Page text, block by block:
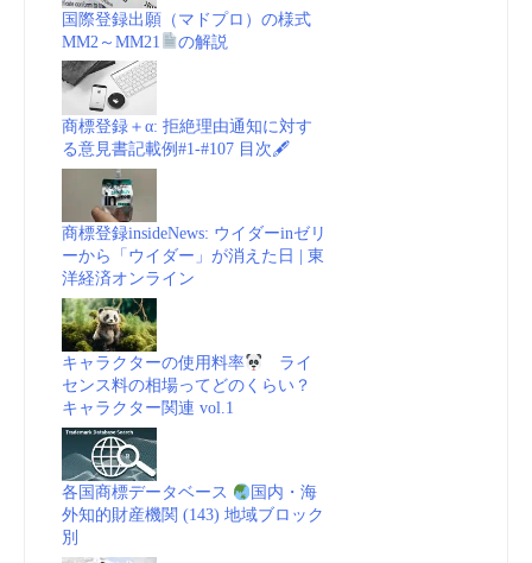
国際登録出願（マドプロ）の様式
MM2～MM21
の解説
商標登録＋α: 拒絶理由通知に対す
る意見書記載例#1-#107 目次🖋
商標登録insideNews: ウイダーinゼリ
ーから「ウイダー」が消えた日 | 東
洋経済オンライン
キャラクターの使用料率
ライ
センス料の相場ってどのくらい？
キャラクター関連 vol.1
各国商標データベース
国内・海
外知的財産機関 (143) 地域ブロック
別